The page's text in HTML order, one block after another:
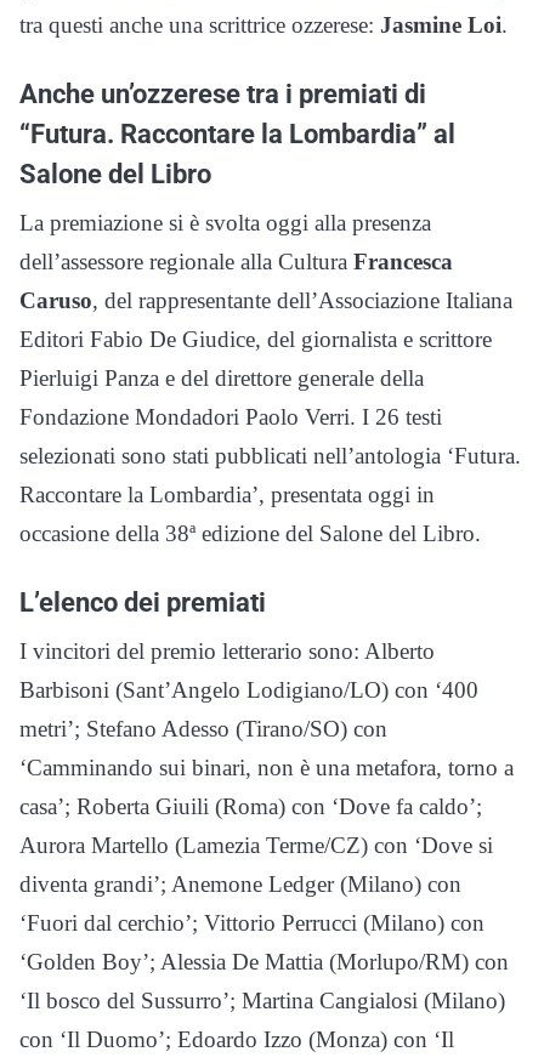
tra questi anche una scrittrice ozzerese: Jasmine Loi.
Anche un’ozzerese tra i premiati di
“Futura. Raccontare la Lombardia” al
Salone del Libro
La premiazione si è svolta oggi alla presenza
dell’assessore regionale alla Cultura Francesca
Caruso, del rappresentante dell’Associazione Italiana
Editori Fabio De Giudice, del giornalista e scrittore
Pierluigi Panza e del direttore generale della
Fondazione Mondadori Paolo Verri. I 26 testi
selezionati sono stati pubblicati nell’antologia ‘Futura.
Raccontare la Lombardia’, presentata oggi in
occasione della 38ª edizione del Salone del Libro.
L’elenco dei premiati
I vincitori del premio letterario sono: Alberto
Barbisoni (Sant’Angelo Lodigiano/LO) con ‘400
metri’; Stefano Adesso (Tirano/SO) con
‘Camminando sui binari, non è una metafora, torno a
casa’; Roberta Giuili (Roma) con ‘Dove fa caldo’;
Aurora Martello (Lamezia Terme/CZ) con ‘Dove si
diventa grandi’; Anemone Ledger (Milano) con
‘Fuori dal cerchio’; Vittorio Perrucci (Milano) con
‘Golden Boy’; Alessia De Mattia (Morlupo/RM) con
‘Il bosco del Sussurro’; Martina Cangialosi (Milano)
con ‘Il Duomo’; Edoardo Izzo (Monza) con ‘Il